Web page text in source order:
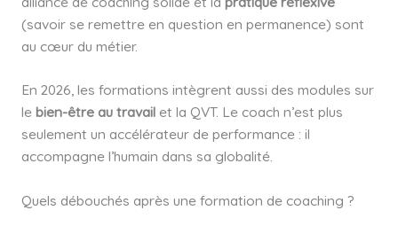
(savoir se remettre en question en permanence) sont
au cœur du métier.
En 2026, les formations intègrent aussi des modules sur
le bien-être au travailet la QVT. Le coach n’est plus
seulement un accélérateur de performance : il
accompagne l’humain dans sa globalité.
Quels débouchés après une formation de coaching ?